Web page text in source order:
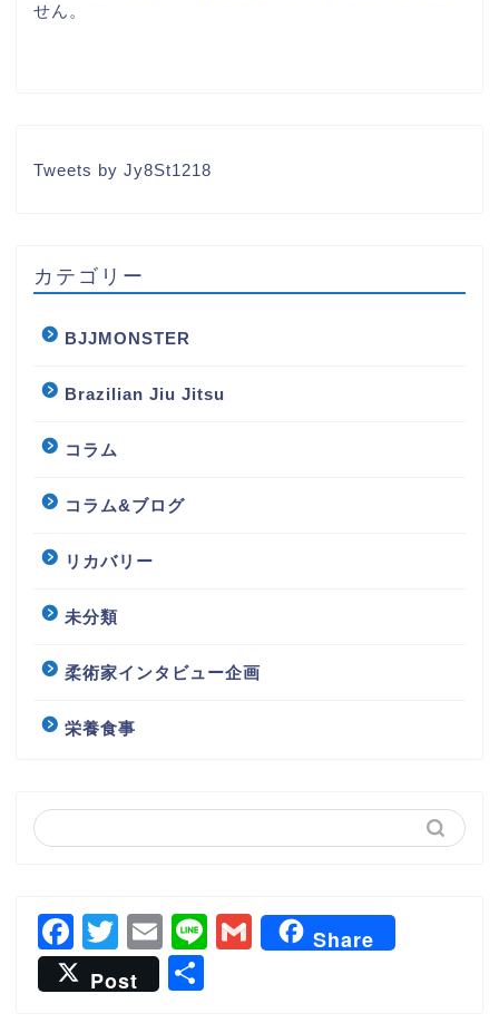
せん。
Tweets by Jy8St1218
カテゴリー
BJJMONSTER
Brazilian Jiu Jitsu
コラム
コラム&ブログ
リカバリー
未分類
柔術家インタビュー企画
栄養食事
F
a
c
T
wi
tt
E
m
ai
Li G
Share
Post